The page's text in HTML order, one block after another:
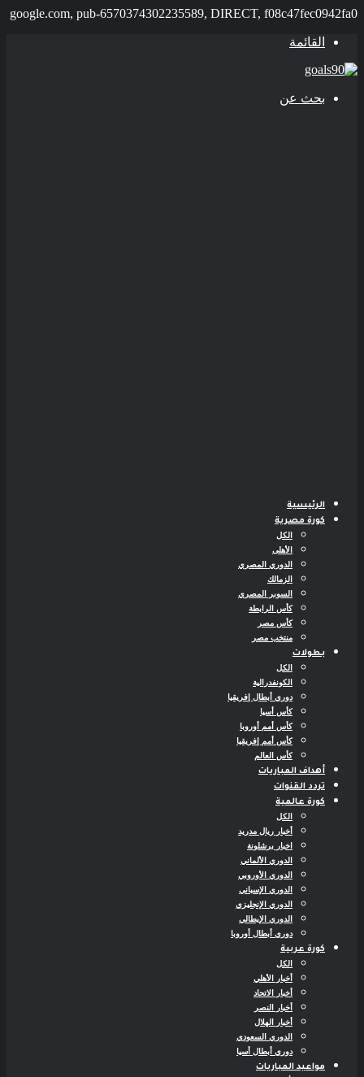
google.com, pub-6570374302235589, DIRECT, f08c47fec0942fa0
القائمة
بحث عن
الرئيسية
كورة مصرية
الكل
الأهلى
الدوري المصري
الزمالك
السوبر المصري
كأس الرابطة
كأس مصر
منتخب مصر
بطولات
الكل
الكونفدرالية
دوري أبطال إفريقيا
كأس أسيا
كأس أمم أوروبا
كأس أمم إفريقيا
كأس العالم
أهداف المباريات
تردد القنوات
كورة عالمية
الكل
أخبار ريال مدريد
اخبار برشلونة
الدوري الألماني
الدوري الأوروبي
الدوري الإسباني
الدوري الإنجليزي
الدوري الإيطالي
دوري أبطال أوروبا
كورة عربية
الكل
أخبار الأهلي
أخبار الاتحاد
أخبار النصر
أخبار الهلال
الدوري السعودي
دوري أبطال أسيا
مواعيد المباريات